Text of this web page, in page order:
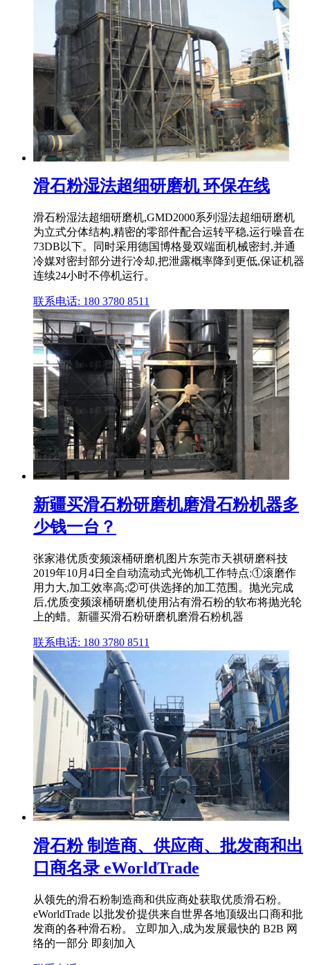
滑石粉湿法超细研磨机 环保在线
滑石粉湿法超细研磨机,GMD2000系列湿法超细研磨机
为立式分体结构,精密的零部件配合运转平稳,运行噪音在
73DB以下。同时采用德国博格曼双端面机械密封,并通
冷媒对密封部分进行冷却,把泄露概率降到更低,保证机器
连续24小时不停机运行。
联系电话: 180 3780 8511
新疆买滑石粉研磨机磨滑石粉机器多
少钱一台？
张家港优质变频滚桶研磨机图片东莞市天祺研磨科技
2019年10月4日全自动流动式光饰机工作特点:①滚磨作
用力大,加工效率高;②可供选择的加工范围。抛光完成
后,优质变频滚桶研磨机使用沾有滑石粉的软布将抛光轮
上的蜡。新疆买滑石粉研磨机磨滑石粉机器
联系电话: 180 3780 8511
滑石粉 制造商、供应商、批发商和出
口商名录 eWorldTrade
从领先的滑石粉制造商和供应商处获取优质滑石粉。
eWorldTrade 以批发价提供来自世界各地顶级出口商和批
发商的各种滑石粉。 立即加入,成为发展最快的 B2B 网
络的一部分 即刻加入